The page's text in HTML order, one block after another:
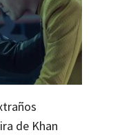
de Khan